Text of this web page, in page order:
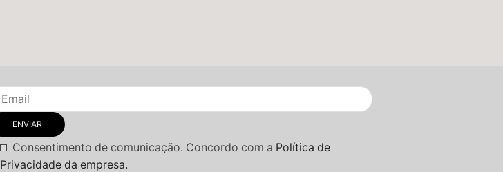
Consentimento de comunicação. Concordo com a Política de
Privacidade da empresa.